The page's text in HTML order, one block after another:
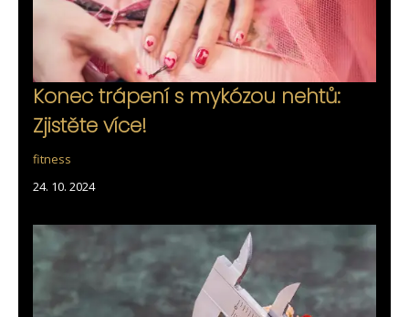
Konec trápení s mykózou nehtů:
Zjistěte více!
fitness
24. 10. 2024